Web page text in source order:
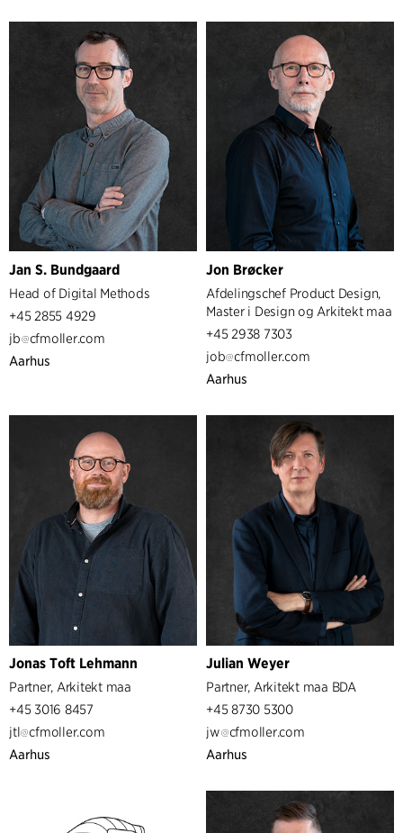
Jan S. Bundgaard
Head of Digital Methods
+45 2855 4929
jb
cfmoller.com
Aarhus
Jon Brøcker
Afdelingschef Product Design,
Master i Design og Arkitekt maa
+45 2938 7303
job
cfmoller.com
Aarhus
Jonas Toft Lehmann
Partner, Arkitekt maa
+45 3016 8457
jtl
cfmoller.com
Aarhus
Julian Weyer
Partner, Arkitekt maa BDA
+45 8730 5300
jw
cfmoller.com
Aarhus